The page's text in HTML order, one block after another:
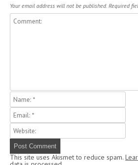
Your email address will not be published. Required
This site uses Akismet to reduce spam.